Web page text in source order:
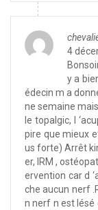
4
y a
édecin m a
ne semaine
le topalgic, l
pire que mieux
us forte) Arrêt kiné puis : 2 infiltrations sous scanner , scann
er, IRM ,
ervention car d
che aucun nerf
n nerf n est lésé